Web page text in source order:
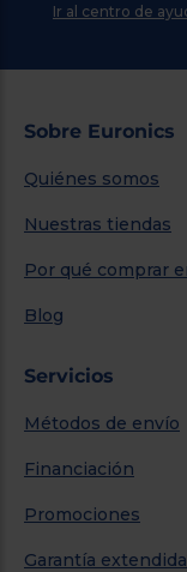
Ir al centro de
Sobre Euronics
Quiénes somos
Nuestras tiendas
Por qué comprar
Blog
Servicios
Métodos de envío
Financiación
Promociones
Garantía extendida